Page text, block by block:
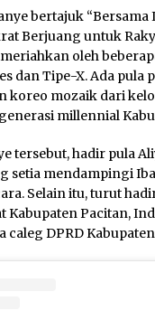
bertajuk “Bersama
Berjuang untuk
oleh
dan Tipe-X. Ada pula
koreo mozaik dari
millennial
tersebut, hadir pula
setia mendampingi
Selain itu, turut
Kabupaten Pacitan,
caleg DPRD